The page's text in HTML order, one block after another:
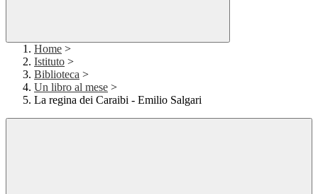
Home >
Istituto >
Biblioteca >
Un libro al mese >
La regina dei Caraibi - Emilio Salgari